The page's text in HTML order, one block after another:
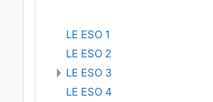
LE ESO 1
LE ESO 2
LE ESO 3
LE ESO 4